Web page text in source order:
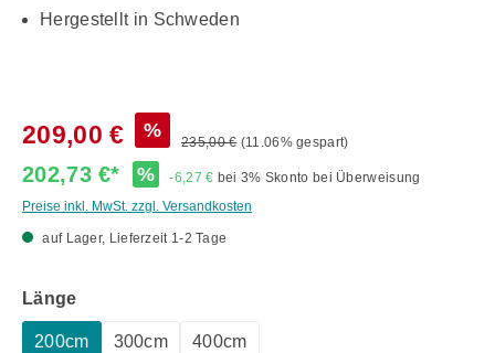
Hergestellt in Schweden
209,00 € %
235,00 € (11.06% gespart)
202,73 €* % -6,27 € bei 3% Skonto bei Überweisung
Preise inkl. MwSt. zzgl. Versandkosten
auf Lager, Lieferzeit 1-2 Tage
Längeauswählen
200cm 300cm 400cm